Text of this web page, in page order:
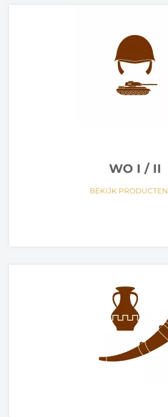
WO I / II
BEKIJK PRODUCTEN